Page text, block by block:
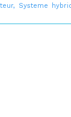
Systeme